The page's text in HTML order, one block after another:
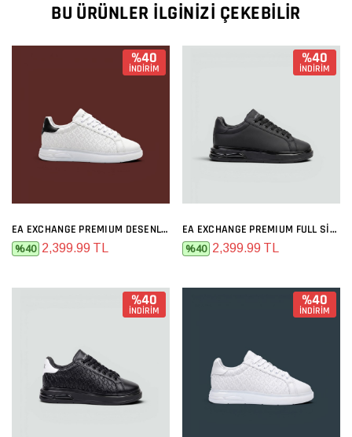
BU ÜRÜNLER İLGINIZI ÇEKEBILIR
%40
İNDİRİM
EA EXCHANGE PREMIUM DESENLI BEYAZ SIYAH
%40 2,399.99 TL
%40
İNDİRİM
EA EXCHANGE PREMIUM FULL SIYAH
%40 2,399.99 TL
%40
İNDİRİM
%40
İNDİRİM